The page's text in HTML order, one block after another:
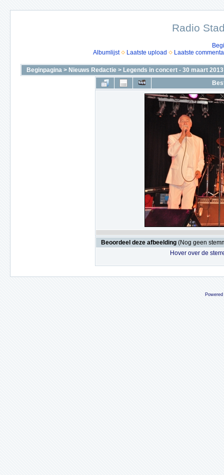
Radio
Albumlijst
Laatste upload Laatste
Beginpagina > Nieuws Redactie > Legends in concert - 30 maart 2013
Beoordeel deze afbeelding (Nog geen
Hover over de